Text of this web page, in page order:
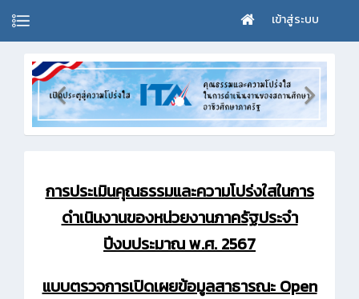
เข้าสู่ระบบ
การประเมินคุณธรรมและความโปร่งใสในการ
ดำเนินงานของหน่วยงานภาครัฐประจำ
ปีงบประมาณ พ.ศ. 2567
แบบตรวจการเปิดเผยข้อมูลสาธารณะ Open